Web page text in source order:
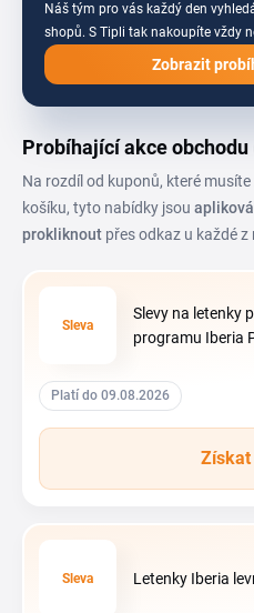
Náš tým pro vás každý den
shopů. S Tipli tak nakoupíte vždy
Zobrazit
Probíhající akce obchodu
Na rozdíl od kuponů, které
košíku, tyto nabídky jsou
prokliknout přes odkaz u každé z
Sleva
Slevy na letenky
programu Iberia
Platí do 09.08.2026
Získat
Sleva Letenky Iberia